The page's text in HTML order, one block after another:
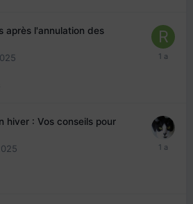
après l'annulation des
hiver : Vos conseils pour